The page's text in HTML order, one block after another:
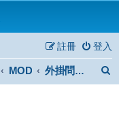
登入
註冊
MOD 外掛問題討論